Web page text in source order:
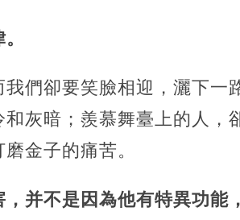
們卻要笑臉相迎，灑下一
灰暗；羨慕舞臺上的人，
金子的痛苦。
并不是因為他有特異功能